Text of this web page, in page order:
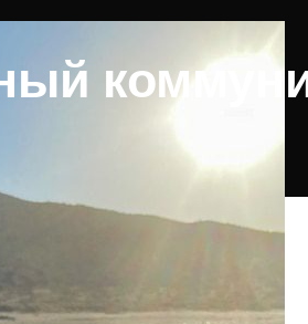
рук — это просто.